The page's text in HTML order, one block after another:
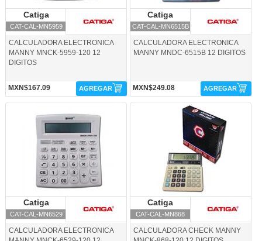
Catiga
CAT-CAL-MN5959
CALCULADORA ELECTRONICA
MANNY MNCK-5959-120 12
DIGITOS
MXN$167.09 AGREGAR
Catiga
CAT-CAL-MN6515B
CALCULADORA ELECTRONICA
MANNY MNDC-6515B 12 DIGITOS
MXN$249.08 AGREGAR
Catiga
CAT-CAL-MN6529
CALCULADORA ELECTRONICA
CAT-CAL-MN868-Catiga
Catiga
CAT-CAL-MN868
CALCULADORA CHECK MANNY